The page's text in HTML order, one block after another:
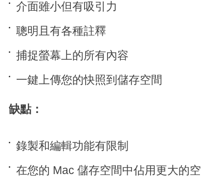
介面雖小但有吸引力
聰明且有各種註釋
捕捉螢幕上的所有內容
一鍵上傳您的快照到儲存空間
缺點：
錄製和編輯功能有限制
在您的 Mac 儲存空間中佔用更大的空